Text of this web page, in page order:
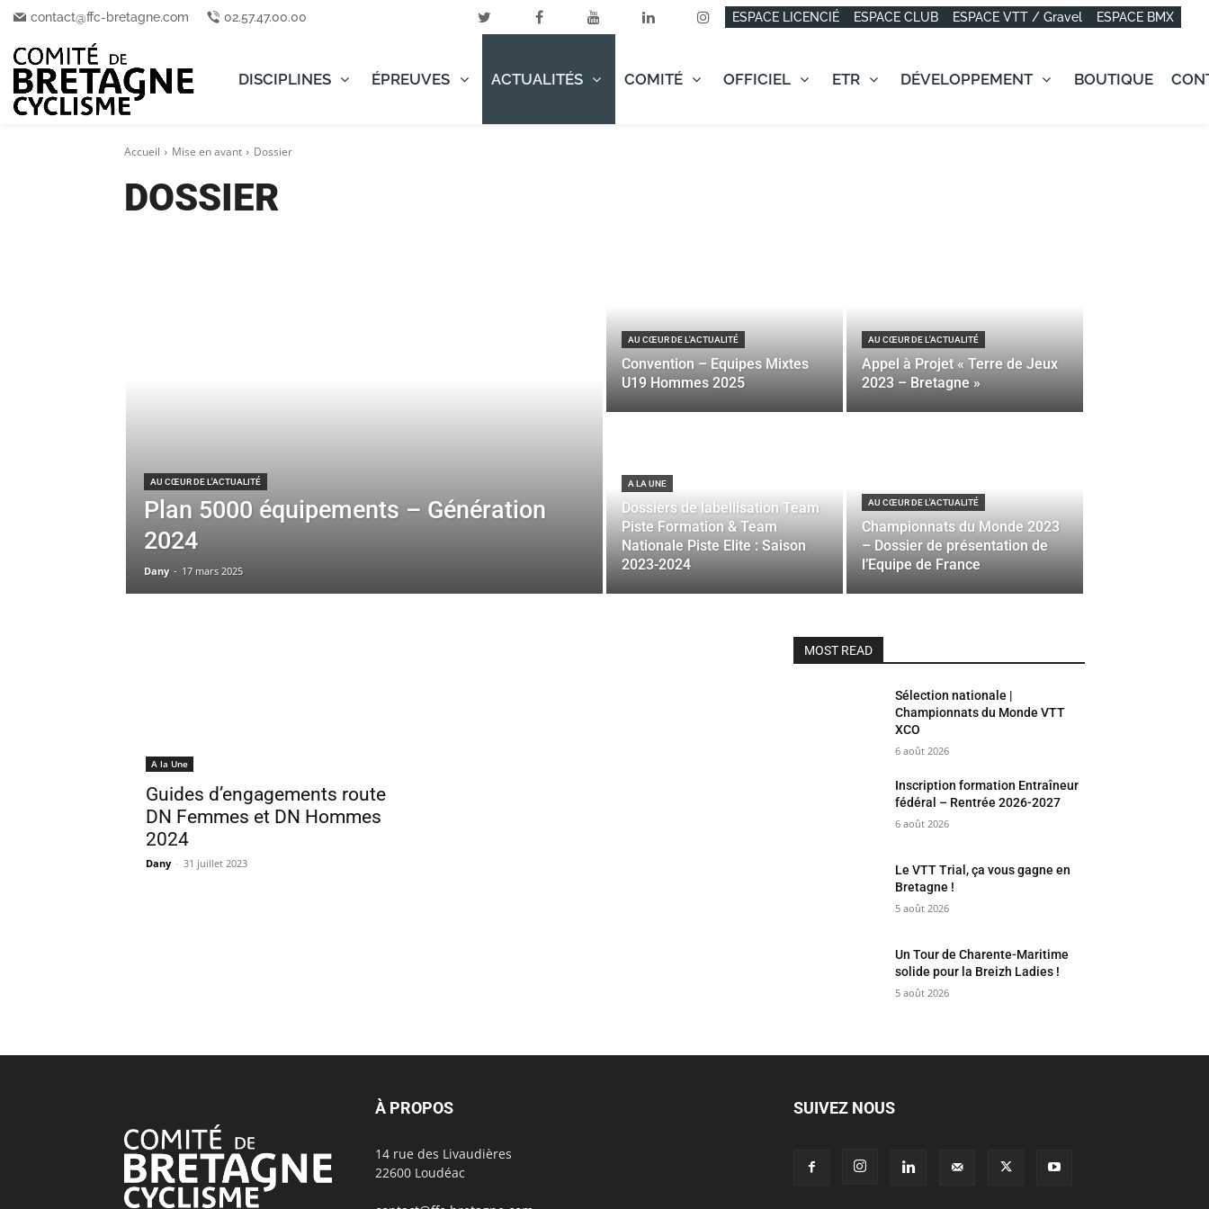
contact@ffc-bretagne.com 02.57.47.00.00 ESPACE LICENCIÉ ESPACE CLUB ESPACE VTT / Gravel ESPACE BMX
DISCIPLINES ÉPREUVES ACTUALITÉS COMITÉ OFFICIEL ETR DÉVELOPPEMENT BOUTIQUE
Accueil Mise en avant Dossier
DOSSIER
AU CŒUR DE L'ACTUALITÉ
Plan 5000 équipements – Génération
2024
Dany - 17 mars 2025
AU CŒUR DE L'ACTUALITÉ
Convention – Equipes Mixtes
U19 Hommes 2025
AU CŒUR DE L'ACTUALITÉ
Appel à Projet « Terre de Jeux
2023 – Bretagne »
A LA UNE
Dossiers de labellisation Team
Piste Formation & Team
Nationale Piste Elite : Saison
2023-2024
AU CŒUR DE L'ACTUALITÉ
Championnats du Monde 2023
– Dossier de présentation de
l’Equipe de France
A la Une
Guides d’engagements route
DN Femmes et DN Hommes
2024
Dany - 31 juillet 2023
MOST READ
Sélection nationale |
Championnats du Monde VTT
XCO
6 août 2026
Inscription formation Entraîneur
fédéral – Rentrée 2026-2027
6 août 2026
Le VTT Trial, ça vous gagne en
Bretagne !
5 août 2026
Un Tour de Charente-Maritime
solide pour la Breizh Ladies !
5 août 2026
À PROPOS
14 rue des Livaudières
22600 Loudéac
SUIVEZ NOUS